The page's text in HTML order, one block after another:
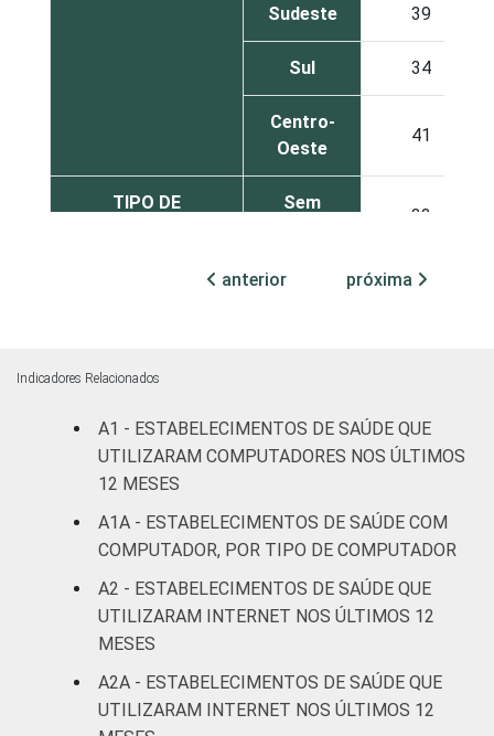
Sudeste 39
Sul 34
Centro-
Oeste
41
TIPO DE
Sem
33
Com
Com
(mais de
49
Serviço de
apoio à
diagnose e
terapia
63
IDENTIFICAÇÃO DE
UNIDADE BÁSICA
UBS 17
anterior próxima
Indicadores Relacionados
A1 - ESTABELECIMENTOS DE SAÚDE QUE
UTILIZARAM COMPUTADORES NOS ÚLTIMOS
12 MESES
A1A - ESTABELECIMENTOS DE SAÚDE COM
COMPUTADOR, POR TIPO DE COMPUTADOR
A2 - ESTABELECIMENTOS DE SAÚDE QUE
UTILIZARAM INTERNET NOS ÚLTIMOS 12
MESES
A2A - ESTABELECIMENTOS DE SAÚDE QUE
UTILIZARAM INTERNET NOS ÚLTIMOS 12